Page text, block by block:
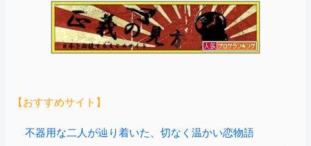
【おすすめサイト】
不器用な二人が辿り着いた、切なく温かい恋物語